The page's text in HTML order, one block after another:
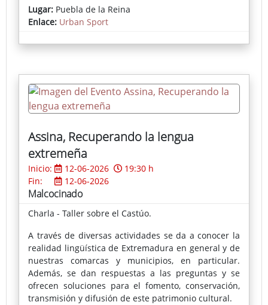
En cada localidad se instala una pista deportiva
portátil donde se puede practicar skate, voleibol,
actividades muy demandadas por los más jóvenes.
Lugar: Puebla de la Reina
Enlace: Urban Sport
Assina, Recuperando la lengua
extremeña
Inicio: 12-06-2026
19:30 h
Fin:
12-06-2026
Malcocinado
Charla - Taller sobre el Castúo.
A través de diversas actividades se da a conocer la
realidad lingüística de Extremadura en general y de
nuestras comarcas y municipios, en particular.
Además, se dan respuestas a las preguntas y se
ofrecen soluciones para el fomento, conservación,
transmisión y difusión de este patrimonio cultural.